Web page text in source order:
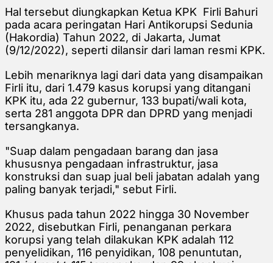
Hal tersebut diungkapkan Ketua KPK Firli Bahuri
pada acara peringatan Hari Antikorupsi Sedunia
(Hakordia) Tahun 2022, di Jakarta, Jumat
(9/12/2022), seperti dilansir dari laman resmi KPK.
Lebih menariknya lagi dari data yang disampaikan
Firli itu, dari 1.479 kasus korupsi yang ditangani
KPK itu, ada 22 gubernur, 133 bupati/wali kota,
serta 281 anggota DPR dan DPRD yang menjadi
tersangkanya.
"Suap dalam pengadaan barang dan jasa
khususnya pengadaan infrastruktur, jasa
konstruksi dan suap jual beli jabatan adalah yang
paling banyak terjadi," sebut Firli.
Khusus pada tahun 2022 hingga 30 November
2022, disebutkan Firli, penanganan perkara
korupsi yang telah dilakukan KPK adalah 112
penyelidikan, 116 penyidikan, 108 penuntutan,